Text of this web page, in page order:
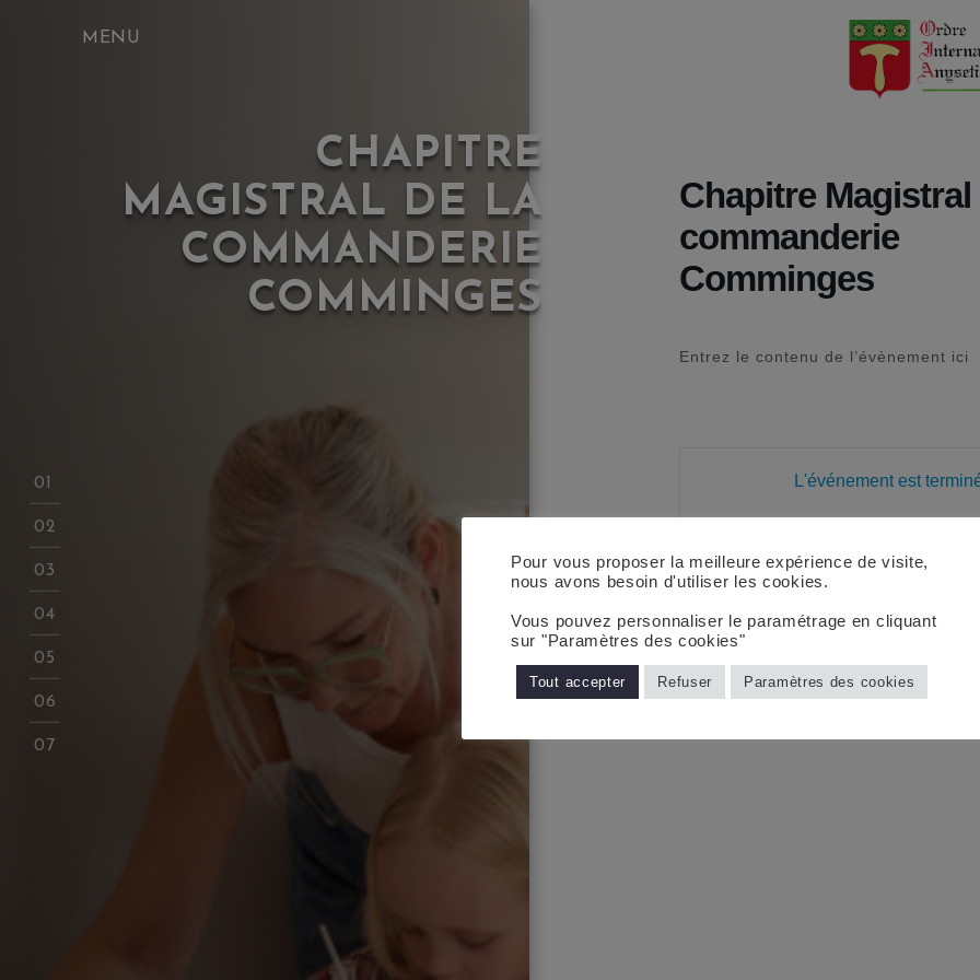
CHAPITRE
MAGISTRAL DE LA
COMMANDERIE
COMMINGES
Chapitre Magistral
commanderie
Comminges
Entrez le contenu de l’évènement ici
L'événement est
Pour vous proposer la meilleure expérience de visite,
nous avons besoin d'utiliser les cookies.
Vous pouvez personnaliser le paramétrage en cliquant
sur "Paramètres des cookies"
Tout accepter Refuser Paramètres des cookies